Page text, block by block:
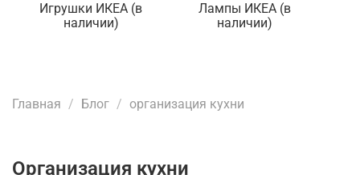
Игрушки ИКЕА (в
наличии)
Лампы ИКЕА (в
наличии)
Главная Блог организация кухни
организация кухни